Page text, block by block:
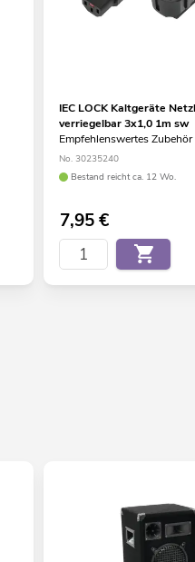
IEC LOCK Kaltgeräte
verriegelbar 3x1,0 1m sw
Empfehlenswertes Zubehör
No. 30235240
Bestand reicht ca. 12 Wo.
7,95€